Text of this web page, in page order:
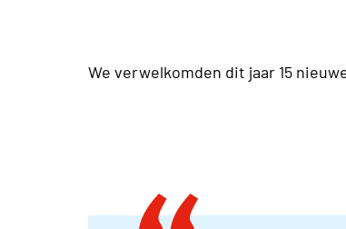
We verwelkomden dit jaar 15